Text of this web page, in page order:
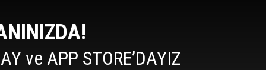
ve APP STORE’DAYIZ